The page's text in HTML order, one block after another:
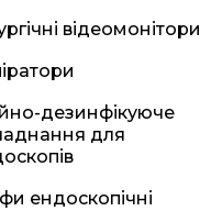
відеомонітори
дезинфікуюче
для
ендоскопічні